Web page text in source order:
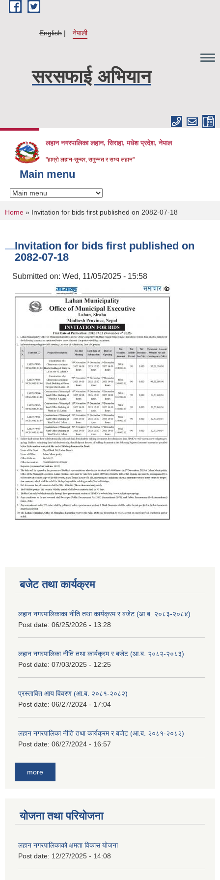
Skip to main content
English नेपाली
सरसफाई अभियान
लहान नगरपालिका लहान, सिराहा, मधेश प्रदेश, नेपाल
"हाम्रो लहान-सुन्दर, समुन्नत र सभ्य लहान"
Main menu
You are here
Home » Invitation for bids first published on 2082-07-18
Invitation for bids first published on
2082-07-18
Submitted on: Wed, 11/05/2025 - 15:58
बजेट तथा कार्यक्रम
लहान नगरपालिकाका नीति तथा कार्यक्रम र बजेट (आ.ब. २०८३-२०८४)
Post date: 06/25/2026 - 13:28
लहान नगरपालिका नीति तथा कार्यक्रम र बजेट (आ.ब. २०८२-२०८३)
Post date: 07/03/2025 - 12:25
प्रस्तावित आय विवरण (आ.ब. २०८१-२०८२)
Post date: 06/27/2024 - 17:04
लहान नगरपालिका नीति तथा कार्यक्रम र बजेट (आ.ब. २०८१-२०८२)
Post date: 06/27/2024 - 16:57
more
योजना तथा परियोजना
लहान नगरपालिकाको क्षमता विकास योजना
Post date: 12/27/2025 - 14:08